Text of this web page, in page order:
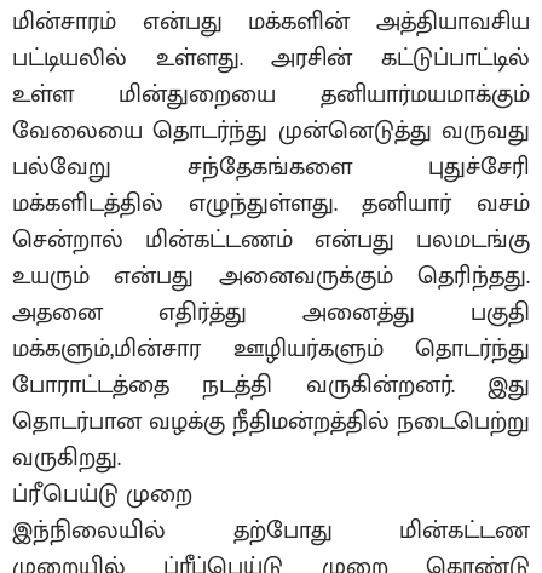
மின்சாரம் என்பது மக்களின் அத்தியாவசிய
பட்டியலில் உள்ளது. அரசின் கட்டுப்பாட்டில்
உள்ள மின்துறையை தனியார்மயமாக்கும்
வேலையை தொடர்ந்து முன்னெடுத்து வருவது
பல்வேறு சந்தேகங்களை புதுச்சேரி
மக்களிடத்தில் எழுந்துள்ளது. தனியார் வசம்
சென்றால் மின்கட்டணம் என்பது பலமடங்கு
உயரும் என்பது அனைவருக்கும் தெரிந்தது.
அதனை எதிர்த்து அனைத்து பகுதி
மக்களும்,மின்சார ஊழியர்களும் தொடர்ந்து
போராட்டத்தை நடத்தி வருகின்றனர். இது
தொடர்பான வழக்கு நீதிமன்றத்தில் நடைபெற்று
வருகிறது.
ப்ரீபெய்டு முறை
இந்நிலையில் தற்போது மின்கட்டண